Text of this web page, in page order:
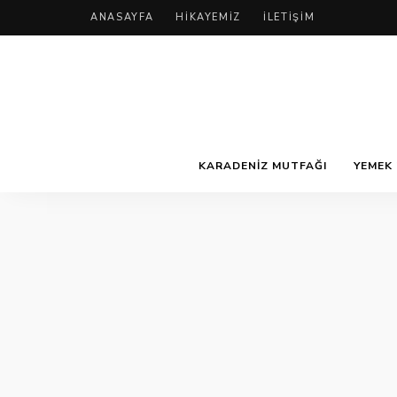
ANASAYFA HIKAYEMIZ İLETIŞIM
KARADENIZ MUTFAĞI